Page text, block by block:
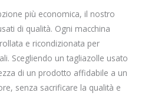
più economica, il nostro
di qualità. Ogni macchina
e ricondizionata per
Scegliendo un tagliazolle usato
di un prodotto affidabile a un
senza sacrificare la qualità e